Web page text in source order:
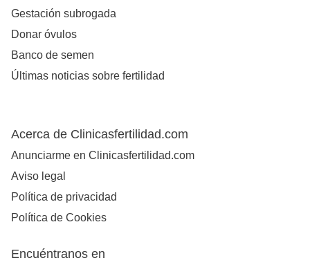
Gestación subrogada
Donar óvulos
Banco de semen
Últimas noticias sobre fertilidad
Acerca de Clinicasfertilidad.com
Anunciarme en Clinicasfertilidad.com
Aviso legal
Política de privacidad
Política de Cookies
Encuéntranos en